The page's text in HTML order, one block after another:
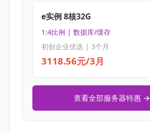
e实例 8核32G
1:4比例 | 数据库/缓存
初创企业优选 | 3个月
3118.56元/3月
查看全部服务器特惠 →